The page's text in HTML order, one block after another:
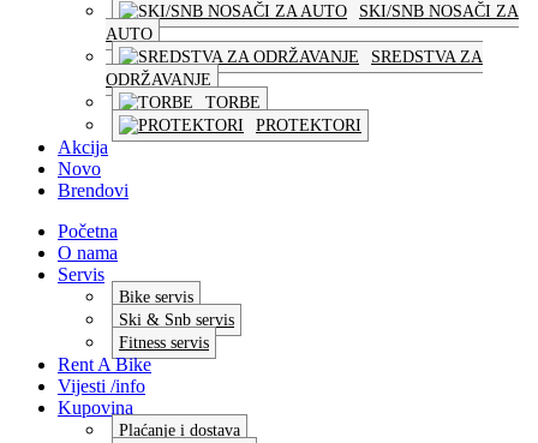
SKI/SNB NOSAČI ZA
AUTO
SREDSTVA ZA
ODRŽAVANJE
TORBE
PROTEKTORI
Akcija
Novo
Brendovi
Početna
O nama
Servis
Bike servis
Ski & Snb servis
Fitness servis
Rent A Bike
Vijesti /info
Kupovina
Plaćanje i dostava